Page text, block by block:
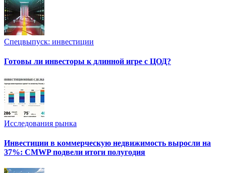
Спецвыпуск: инвестиции
Готовы ли инвесторы к длинной игре с ЦОД?
Исследования рынка
Инвестиции в коммерческую недвижимость выросли на
37%: CMWP подвели итоги полугодия